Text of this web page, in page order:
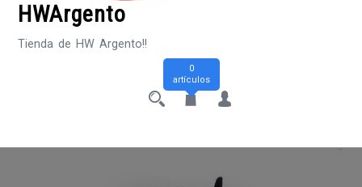
HWArgento
Tienda de HW Argento!!
0
artículos